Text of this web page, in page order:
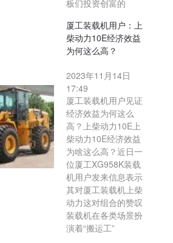
板们投资创富的
厦工装载机用户：上
柴动力10E经济效益
为何这么高？
2023年11月14日
17:49
厦工装载机用户见证
经济效益为何这么
高？上柴动力10E上
柴动力10E经济效益
为啥这么高？近日一
位厦工XG958K装载
机用户发来信息表示
其对厦工装载机上柴
动力这对组合的赞叹
装载机在各类场景扮
演着“搬运工”